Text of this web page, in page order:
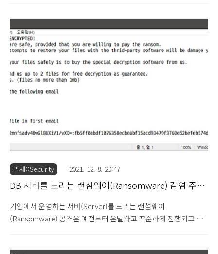
거나 악용할 수 있습니다. 오늘 네이버 메일을 확인하던 중 "[IMAP
설정실패] IMAP/SMTP 로그인 시도가 발생했습니다." 제목의 메
일이 있어서 확인해보니 현재 IMAP/SMTP 설정이 "사용 안 함"으
로 되어 있는데 "203.150.113.144" 태국 IP를 이용하여 로그인 시
도가 있었다는 내용입니다. 실제로 POP3/SMTP와 IMAP/SMTP
서비스는 해킹 위험이 있는..
벌새::Security 2021. 12. 8. 20:47
DB 서버를 노리는 랜섬웨어(Ransomware) 감염 주의
기업에서 운영하는 서버(Server)를 노리는 랜섬웨어
(Ransomware) 공격은 예전부터 은밀하고 꾸준하게 진행되고 있